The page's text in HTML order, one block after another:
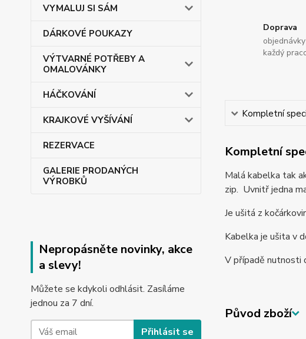
VYMALUJ SI SÁM
DÁRKOVÉ POUKAZY
VÝTVARNÉ POTŘEBY A
OMALOVÁNKY
HÁČKOVÁNÍ
KRAJKOVÉ VYŠÍVÁNÍ
REZERVACE
GALERIE PRODANÝCH
VÝROBKŮ
Nepropásněte novinky, akce
a slevy!
Můžete se kdykoli odhlásit. Zasíláme
jednou za 7 dní.
Přihlásit se
Doprava
každý
Kompletní
Kompletní
Malá kabelka tak
zip. Uvnitř jedna
Je ušitá z
Kabelka je ušita v
V případě nutnosti
Původ zboží